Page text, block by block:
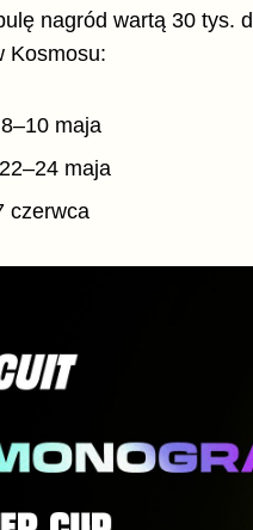
nagród wartą 30 tys.
Kosmosu:
maja
maja
czerwca